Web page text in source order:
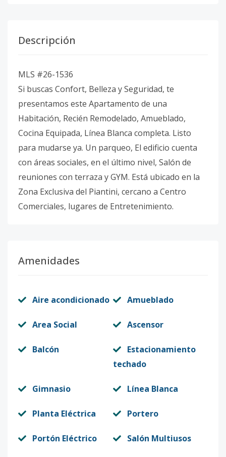
Descripción
MLS #26-1536
Si buscas Confort, Belleza y Seguridad, te
presentamos este Apartamento de una
Habitación, Recién Remodelado, Amueblado,
Cocina Equipada, Línea Blanca completa. Listo
para mudarse ya. Un parqueo, El edificio cuenta
con áreas sociales, en el último nivel, Salón de
reuniones con terraza y GYM. Está ubicado en la
Zona Exclusiva del Piantini, cercano a Centro
Comerciales, lugares de Entretenimiento.
Amenidades
Aire acondicionado Amueblado
Area Social Ascensor
Balcón
Estacionamiento
techado
Gimnasio Línea Blanca
Planta Eléctrica Portero
Portón Eléctrico Salón Multiusos